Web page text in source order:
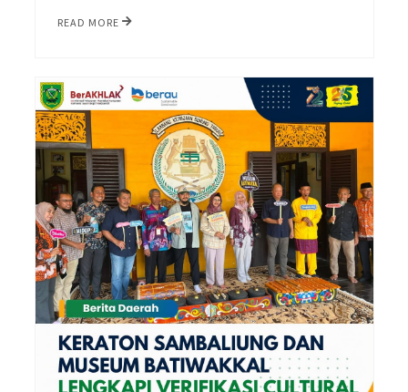
READ MORE